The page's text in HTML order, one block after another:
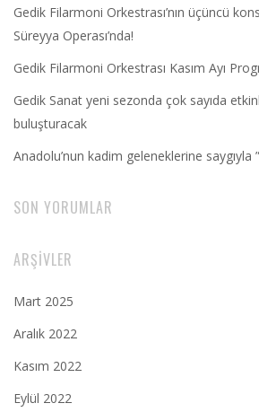
Gedik Filarmoni Orkestrası’nın üçüncü
Süreyya Operası’nda!
Gedik Filarmoni Orkestrası Kasım Ayı
Gedik Sanat yeni sezonda çok sayıda
buluşturacak
Anadolu’nun kadim geleneklerine saygıyla
SON YORUMLAR
ARŞIVLER
Mart 2025
Aralık 2022
Kasım 2022
Eylül 2022